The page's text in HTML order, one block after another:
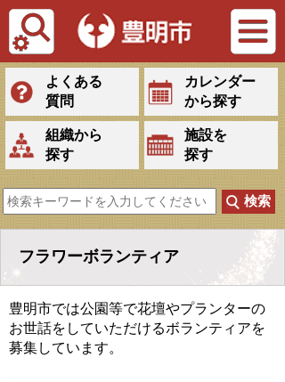
Tiếng Việt
よくある
質問
カレンダー
から探す
組織から
探す
施設を
探す
フラワーボランティア
豊明市では公園等で花壇やプランターの
お世話をしていただけるボランティアを
募集しています。